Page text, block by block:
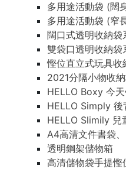
多用途活動袋 (闊
多用途活動袋 (窄
闊口式透明收納袋
雙袋口透明收納袋
慳位直立式玩具收
2021分隔小物收
HELLO Boxy 今
HELLO Simply 後
HELLO Slimily 兒
A4高清文件書袋
透明鋼架儲物箱
高清儲物袋手提慳